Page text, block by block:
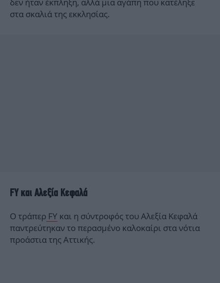
στα σκαλιά της εκκλησίας.
FY και Αλεξία Κεφαλά
Ο τράπερ FY και η σύντροφός του Αλεξία Κεφαλά
παντρεύτηκαν το περασμένο καλοκαίρι στα νότια
προάστια της Αττικής.